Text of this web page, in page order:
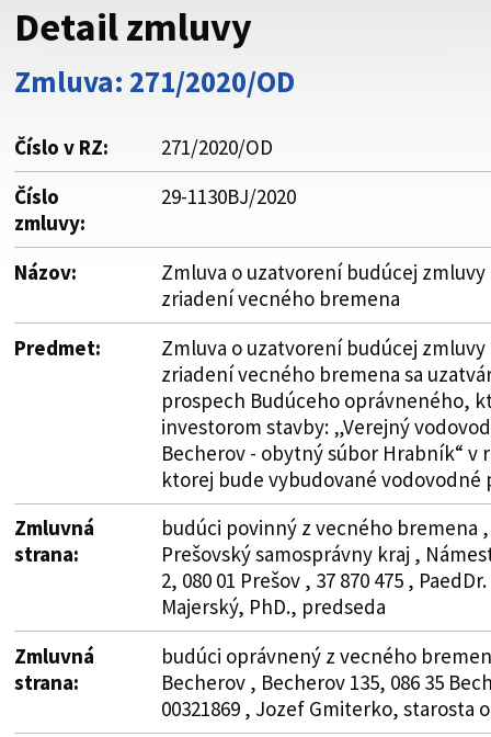
Buďte pozorní a vždy sa uistite, že zdieľate informácie iba
cez zabezpečenú webovú stránku. Zabezpečená stránka
vždy začína https:// pred názvom domény webového sídla.
Detail zmluvy
Zmluva: 271/2020/OD
Číslo v RZ:
271/2020/OD
Číslo
zmluvy:
29-1130BJ/2020
Názov:
Zmluva o uzatvorení budúcej zmluvy
zriadení vecného bremena
Predmet:
Zmluva o uzatvorení budúcej zmluvy
zriadení vecného bremena sa
prospech Budúceho oprávneného,
investorom stavby: „Verejný vodovod
Becherov - obytný súbor Hrabník“ v
ktorej bude vybudované vodovodné
Zmluvná
strana:
budúci povinný z vecného bremena ,
Prešovský samosprávny kraj ,
2, 080 01 Prešov , 37 870 475 ,
Majerský, PhD., predseda
Zmluvná
strana:
budúci oprávnený z vecného
Becherov , Becherov 135, 086 35
00321869 , Jozef Gmiterko, starosta